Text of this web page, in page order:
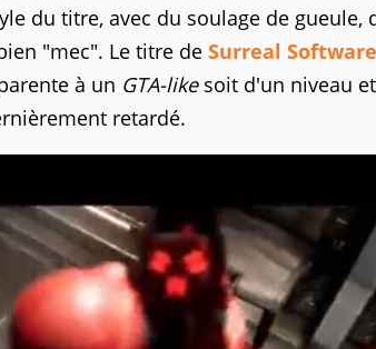
du titre, avec du soulage de gueule,
"mec". Le titre de Surreal Software
à un GTA-likesoit d'un niveau
retardé.